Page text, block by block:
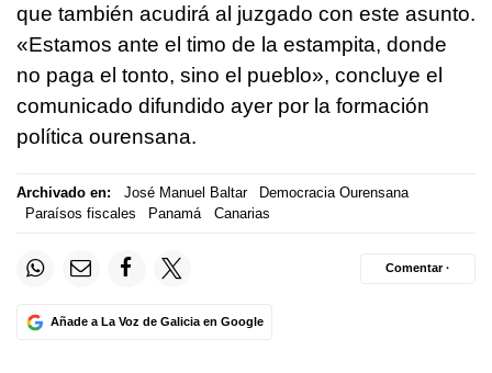
que también acudirá al juzgado con este asunto.
«Estamos ante el timo de la estampita, donde
no paga el tonto, sino el pueblo», concluye el
comunicado difundido ayer por la formación
política ourensana.
Archivado en: José Manuel Baltar
Democracia Ourensana
Paraísos fiscales
Panamá Canarias
Añade a La Voz de Galicia en Google
Comentar ·